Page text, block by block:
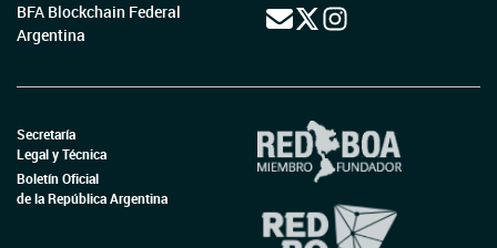
BFA Blockchain Federal
Argentina
Secretaría
Legal y Técnica
Boletín Oficial
de la República Argentina